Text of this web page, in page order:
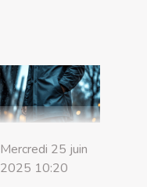
Mercredi 25 juin
2025 10:20